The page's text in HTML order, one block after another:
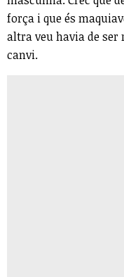
força i que és
altra veu havia de ser
canvi.